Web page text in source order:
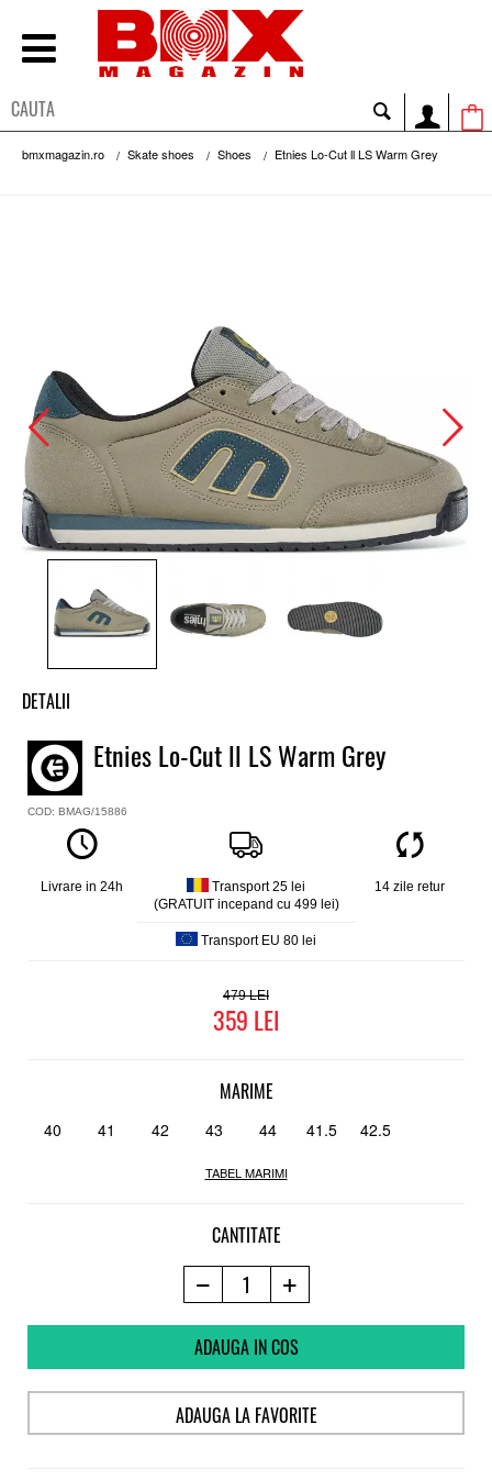
bmxmagazin.ro Skate shoes Shoes Etnies Lo-Cut ll LS Warm Grey
DETALII
Tenisi baieti Etnies
Model
Lo-Cut II LS
Culoare
Material exterior
Piele intoarsa
Parte a proiectului Etnies "Buy a Shoe Plant a Tree"
Etnies Lo-Cut ll LS Warm Grey
COD: BMAG/15886
Livrare in 24h
Transport 25 lei
(GRATUIT incepand cu 499 lei)
Transport EU 80 lei
14 zile retur
479
359
MARIME
40 41 42 43 44 41.5 42.5
TABEL MARIMI
CANTITATE
ADAUGA IN COS
ADAUGA LA FAVORITE